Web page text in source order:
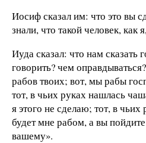
Иосиф сказал им: что это вы
знали, что такой человек, как
Иуда сказал: что нам сказать
говорить? чем
рабов твоих; вот, мы рабы
тот, в чьих руках нашлась
я этого не сделаю; тот, в
будет мне рабом, а вы
вашему».